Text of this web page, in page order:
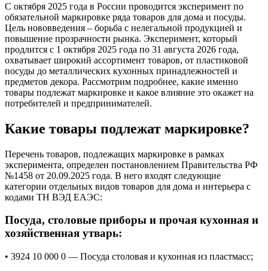
С октября 2025 года в России проводится эксперимент по
обязательной маркировке ряда товаров для дома и посуды.
Цель нововведения – борьба с нелегальной продукцией и
повышение прозрачности рынка. Эксперимент, который
продлится с 1 октября 2025 года по 31 августа 2026 года,
охватывает широкий ассортимент товаров, от пластиковой
посуды до металлических кухонных принадлежностей и
предметов декора. Рассмотрим подробнее, какие именно
товары подлежат маркировке и какое влияние это окажет на
потребителей и предпринимателей.
Какие товары подлежат маркировке?
Перечень товаров, подлежащих маркировке в рамках
эксперимента, определен постановлением Правительства РФ
№1458 от 20.09.2025 года. В него входят следующие
категории отдельных видов товаров для дома и интерьера с
кодами ТН ВЭД ЕАЭС:
Посуда, столовые приборы и прочая кухонная и
хозяйственная утварь:
• 3924 10 000 0 — Посуда столовая и кухонная из пластмасс;